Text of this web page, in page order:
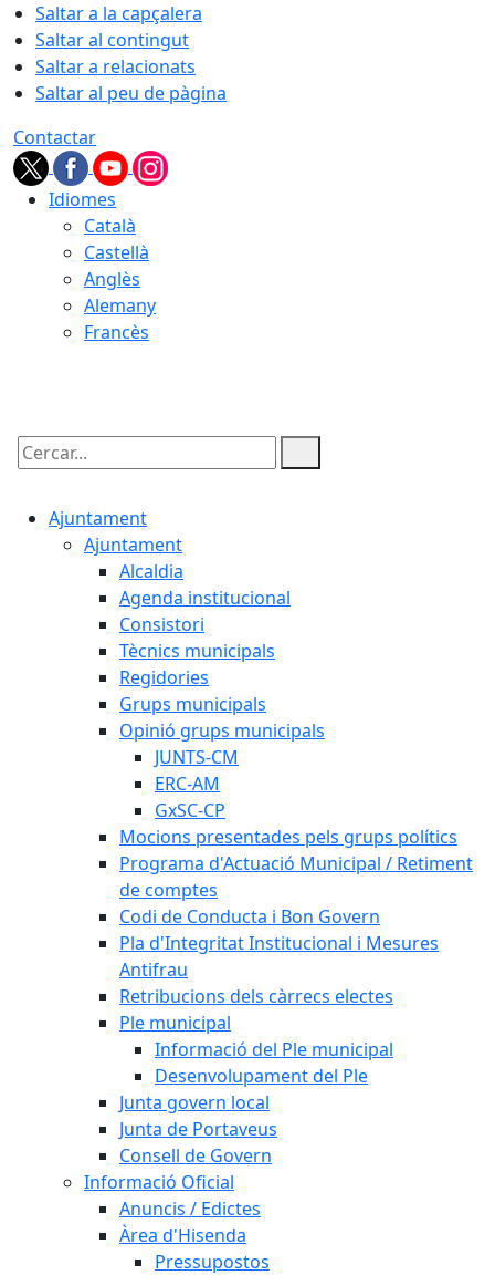
Saltar a la capçalera
Saltar al contingut
Saltar a relacionats
Saltar al peu de pàgina
Contactar
Idiomes
Català
Castellà
Anglès
Alemany
Francès
Cercar:
Ajuntament
Ajuntament
Alcaldia
Agenda institucional
Consistori
Tècnics municipals
Regidories
Grups municipals
Opinió grups municipals
JUNTS-CM
ERC-AM
GxSC-CP
Mocions presentades pels grups polítics
Programa d'Actuació Municipal / Retiment
de comptes
Codi de Conducta i Bon Govern
Pla d'Integritat Institucional i Mesures
Antifrau
Retribucions dels càrrecs electes
Ple municipal
Informació del Ple municipal
Desenvolupament del Ple
Junta govern local
Junta de Portaveus
Consell de Govern
Informació Oficial
Anuncis / Edictes
Àrea d'Hisenda
Pressupostos